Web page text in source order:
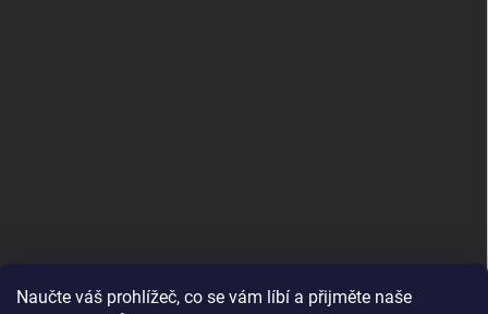
Naučte váš prohlížeč, co se vám líbí a přijměte naše
www.andelske-obrazy.cz